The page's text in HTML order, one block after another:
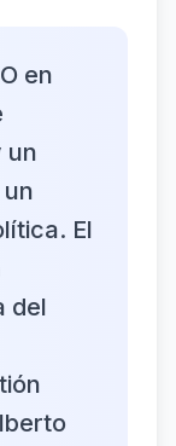
en
un
El
del